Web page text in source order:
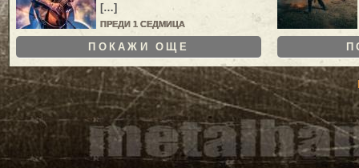
[…]
ПРЕДИ 1 СЕДМИЦА
ПОКАЖИ ОЩЕ